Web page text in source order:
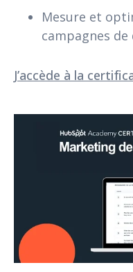
Mesure et
campagnes de
J’accède à la